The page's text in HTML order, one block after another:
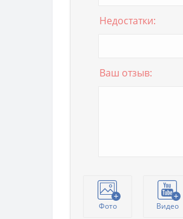
Недостатки:
Ваш отзыв:
Фото Видео